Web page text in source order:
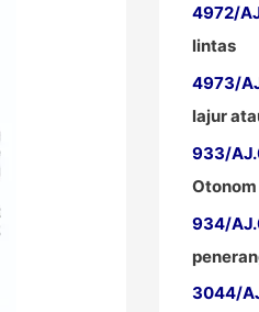
4972/
lintas
4973/
lajur
933/
Otonom
934/
3044/